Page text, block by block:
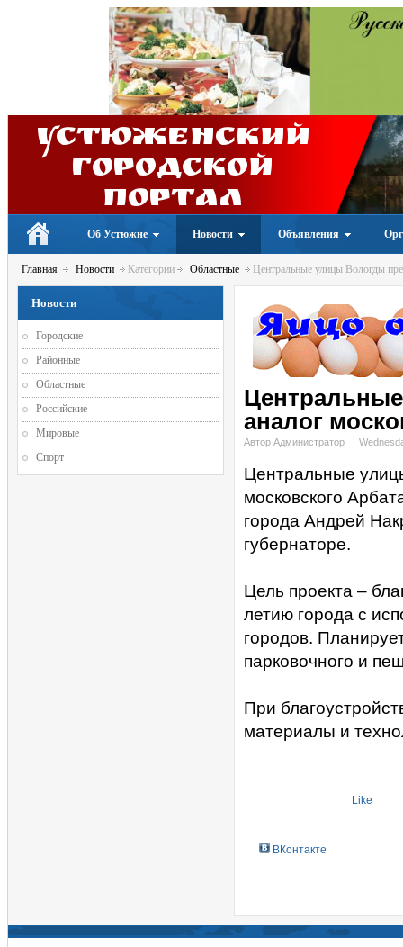
Устюженский
Городской
портал
Об Устюжне Новости Объявления
Главная Новости Категории Областные Центральные улицы Вологды
аналог
Автор Администратор
Центральные
московского
города Андрей
губернаторе.
Цель проекта –
летию города с
городов.
парковочного и
При
материалы и
Like
ВКонтакте
Новости
Городские
Районные
Областные
Российские
Мировые
Спорт